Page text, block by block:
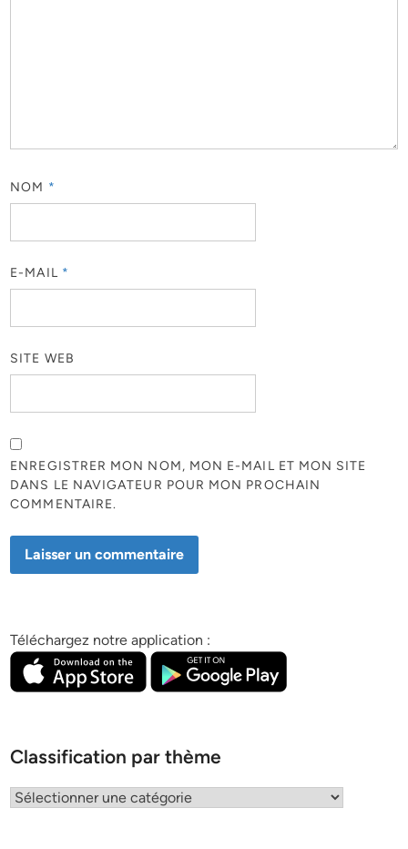
NOM *
E-MAIL *
SITE WEB
ENREGISTRER MON NOM, MON E-MAIL ET MON SITE
DANS LE NAVIGATEUR POUR MON PROCHAIN
COMMENTAIRE.
Téléchargez notre application :
Classification par thème
Classification